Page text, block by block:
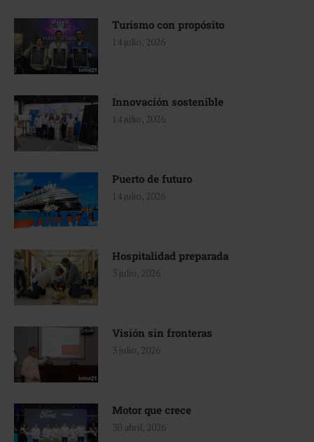
Turismo con propósito
14 julio, 2026
Innovación sostenible
14 julio, 2026
Puerto de futuro
14 julio, 2026
Hospitalidad preparada
3 julio, 2026
Visión sin fronteras
3 julio, 2026
Motor que crece
30 abril, 2026